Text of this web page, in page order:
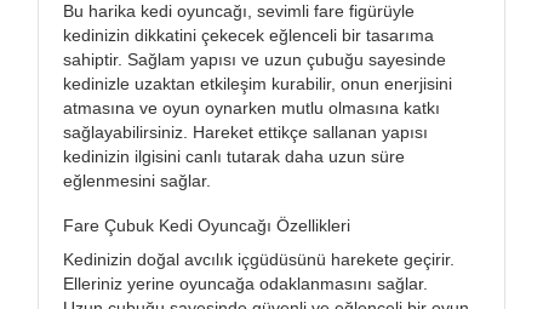
Bu harika kedi oyuncağı, sevimli fare figürüyle
kedinizin dikkatini çekecek eğlenceli bir tasarıma
sahiptir. Sağlam yapısı ve uzun çubuğu sayesinde
kedinizle uzaktan etkileşim kurabilir, onun enerjisini
atmasına ve oyun oynarken mutlu olmasına katkı
sağlayabilirsiniz. Hareket ettikçe sallanan yapısı
kedinizin ilgisini canlı tutarak daha uzun süre
eğlenmesini sağlar.
Fare Çubuk Kedi Oyuncağı Özellikleri
Kedinizin doğal avcılık içgüdüsünü harekete geçirir.
Elleriniz yerine oyuncağa odaklanmasını sağlar.